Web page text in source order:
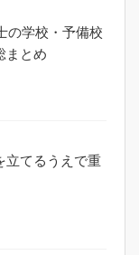
の学校・予備校
まとめ
立てるうえで重